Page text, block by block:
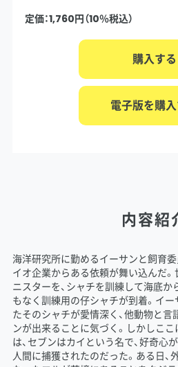
定価：1,760円（10％税込）
購入する
電子版を購
内容紹
海洋研究所に勤めるイーサンと飼育
イオ企業からある依頼が舞い込んだ
ニスターを、シャチを訓練して海底
もなく訓練用の仔シャチが到着。イ
たそのシャチが愛情深く、他動物と
ンが出来ることに気づく。しかしこ
は、セブンはカイという名で、好奇心
人間に捕獲されたのだった。ある日、